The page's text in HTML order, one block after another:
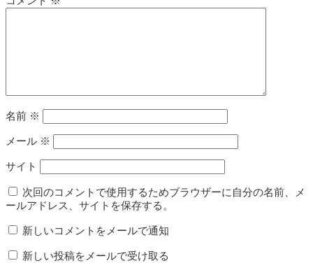
名前 ※
メール ※
サイト
次回のコメントで使用するためブラウザーに自分の名前、メ
ールアドレス、サイトを保存する。
新しいコメントをメールで通知
新しい投稿をメールで受け取る